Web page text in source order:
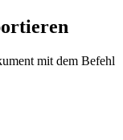
mit dem Befehl